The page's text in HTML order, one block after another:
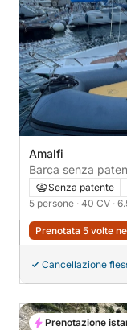
Amalfi
Senza patente
5 persone · 40 CV ·
Prenotata 5 volte
Cancellazione
Prenotazione